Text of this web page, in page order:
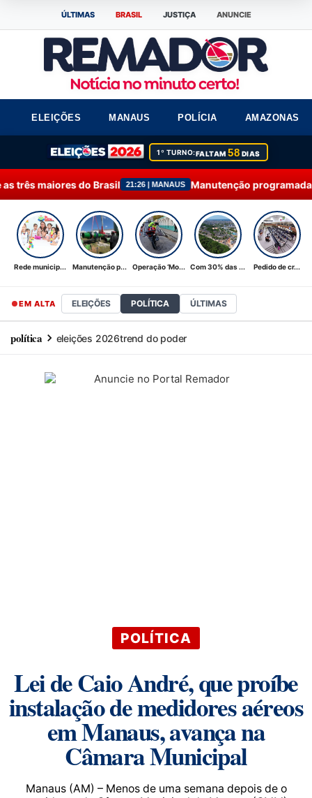
ÚLTIMAS BRASIL JUSTIÇA ANUNCIE
ELEIÇÕES MANAUS POLÍCIA AMAZONAS
1º TURNO:FALTAM58 DIAS
21:26 | MANAUS Manutenção programada na Ponta do
Rede municip... Manutenção p... Operação ‘Mo... Com 30% das ... Pedido de cr...
EM ALTA ELEIÇÕES POLÍTICA ÚLTIMAS
política eleições 2026trend do poder
POLÍTICA
Lei de Caio André, que proíbe
instalação de medidores aéreos
em Manaus, avança na
Câmara Municipal
Manaus (AM) – Menos de uma semana depois de o